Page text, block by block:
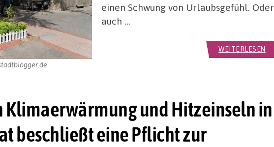
einen Schwung von Urlaubsgefühl. Oder
auch …
WEITERLESEN
Klimaerwärmung und Hitzeinseln in
beschließt eine Pflicht zur